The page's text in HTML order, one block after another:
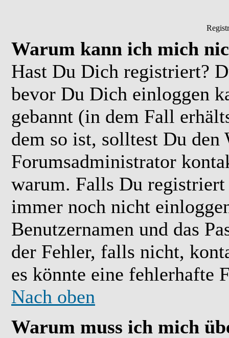
Warum kann ich mich
Hast Du Dich registriert?
bevor Du Dich einloggen
gebannt (in dem Fall
dem so ist, solltest Du den
Forumsadministrator
warum. Falls Du
immer noch nicht
Benutzernamen und das
der Fehler, falls nicht,
es könnte eine fehlerhafte
Nach oben
Warum muss ich mich